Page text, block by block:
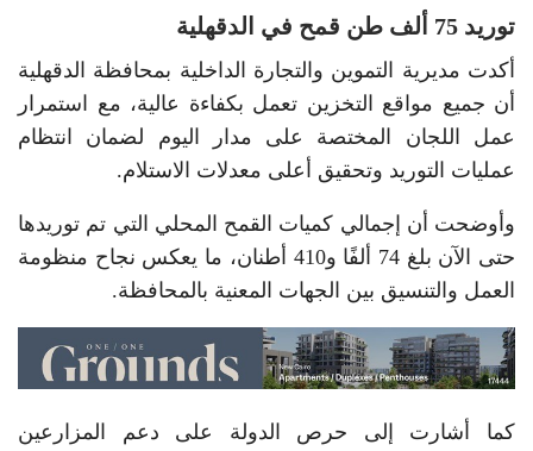
توريد 75 ألف طن قمح في الدقهلية
أكدت مديرية التموين والتجارة الداخلية بمحافظة الدقهلية
أن جميع مواقع التخزين تعمل بكفاءة عالية، مع استمرار
عمل اللجان المختصة على مدار اليوم لضمان انتظام
عمليات التوريد وتحقيق أعلى معدلات الاستلام.
وأوضحت أن إجمالي كميات القمح المحلي التي تم توريدها
حتى الآن بلغ 74 ألفًا و410 أطنان، ما يعكس نجاح منظومة
العمل والتنسيق بين الجهات المعنية بالمحافظة.
كما أشارت إلى حرص الدولة على دعم المزارعين